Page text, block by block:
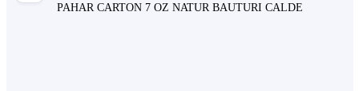
PAHAR CARTON 7 OZ NATUR BAUTURI CALDE